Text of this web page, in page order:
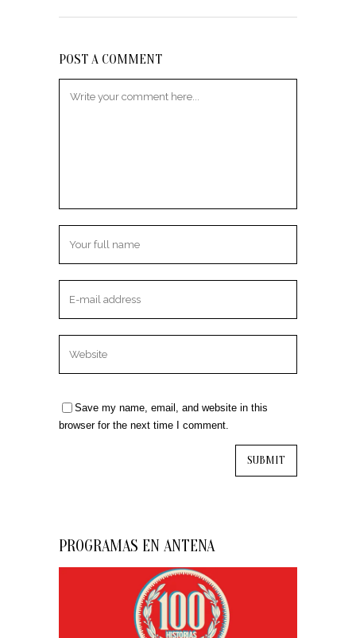
POST A COMMENT
Save my name, email, and website in this
browser for the next time I comment.
PROGRAMAS EN ANTENA